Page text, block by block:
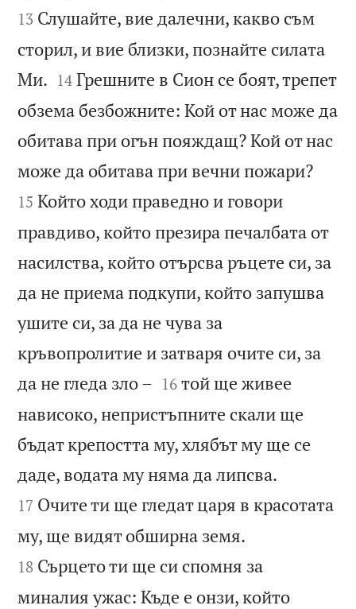
13 Слушайте, вие далечни, какво съм
сторил, и вие близки, познайте силата
Ми. 

14 Грешните в Сион се боят, трепет
обзема безбожните: Кой от нас може да
обитава при огън пояждащ? Кой от нас
може да обитава при вечни пожари?
15 Който ходи праведно и говори
правдиво, който презира печалбата от
насилства, който отърсва ръцете си, за
да не приема подкупи, който запушва
ушите си, за да не чува за
кръвопролитие и затваря очите си, за
да не гледа зло – 

16 той ще живее
нависоко, непристъпните скали ще
бъдат крепостта му, хлябът му ще се
даде, водата му няма да липсва.
17 Очите ти ще гледат царя в красотата
му, ще видят обширна земя.
18 Сърцето ти ще си спомня за
миналия ужас: Къде е онзи, който